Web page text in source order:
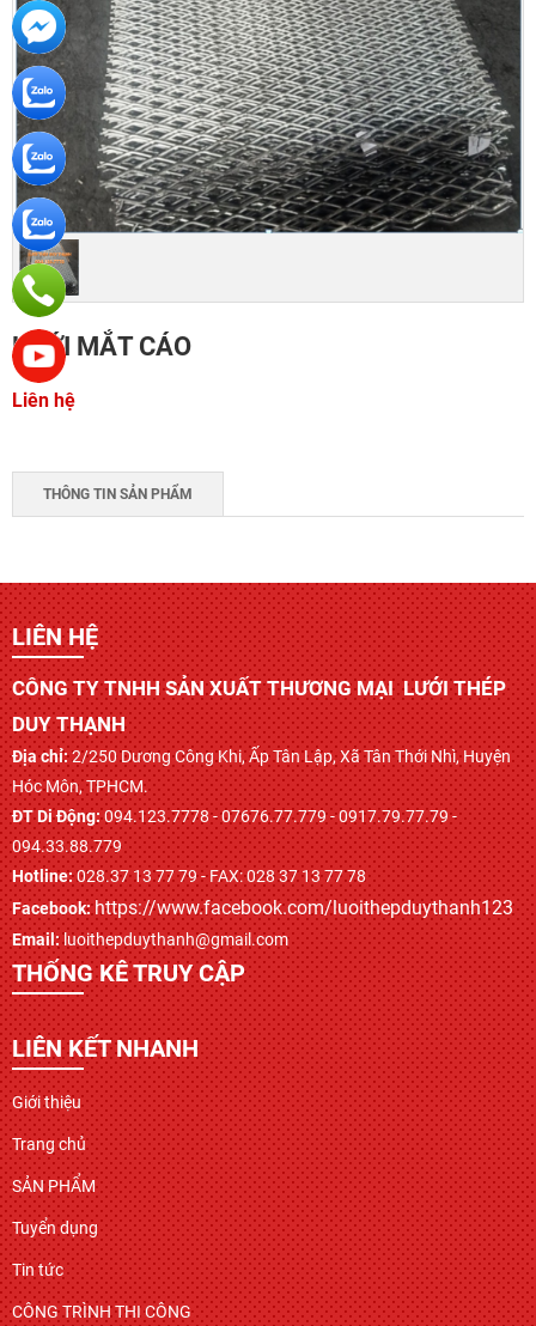
LƯỚI MẮT CÁO
Liên hệ
THÔNG TIN SẢN PHẨM
LIÊN HỆ
CÔNG TY TNHH SẢN XUẤT THƯƠNG MẠI LƯỚI THÉP
DUY THẠNH
Địa chỉ:2/250 Dương Công Khi, Ấp Tân Lập, Xã Tân Thới Nhì, Huyện
Hóc Môn, TPHCM.
ĐT Di Động:094.123.7778 - 07676.77.779 - 0917.79.77.79 -
094.33.88.779
Hotline:028.37 13 77 79 - FAX: 028 37 13 77 78
Facebook: https://www.facebook.com/luoithepduythanh123
Email:luoithepduythanh@gmail.com
THỐNG KÊ TRUY CẬP
LIÊN KẾT NHANH
Giới thiệu
Trang chủ
SẢN PHẨM
Tuyển dụng
Tin tức
CÔNG TRÌNH THI CÔNG